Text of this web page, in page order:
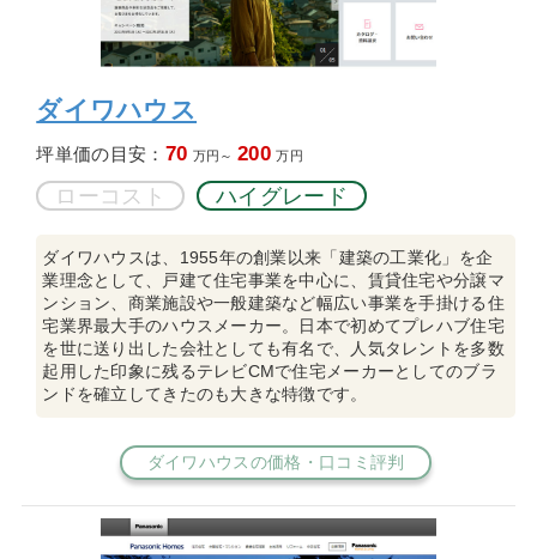
ダイワハウス
坪単価の目安： 70 万円～ 200 万円
ローコスト ハイグレード
ダイワハウスは、1955年の創業以来「建築の工業化」を企
業理念として、戸建て住宅事業を中心に、賃貸住宅や分譲マ
ンション、商業施設や一般建築など幅広い事業を手掛ける住
宅業界最大手のハウスメーカー。日本で初めてプレハブ住宅
を世に送り出した会社としても有名で、人気タレントを多数
起用した印象に残るテレビCMで住宅メーカーとしてのブラ
ンドを確立してきたのも大きな特徴です。
ダイワハウスの価格・口コミ評判